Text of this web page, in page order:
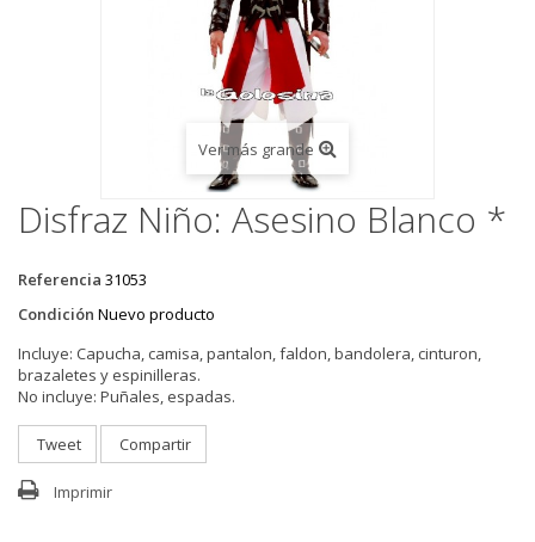
Ver más grande
Disfraz Niño: Asesino Blanco *
Referencia 31053
Condición Nuevo producto
Incluye: Capucha, camisa, pantalon, faldon, bandolera, cinturon,
brazaletes y espinilleras.
No incluye: Puñales, espadas.
Tweet Compartir
Imprimir